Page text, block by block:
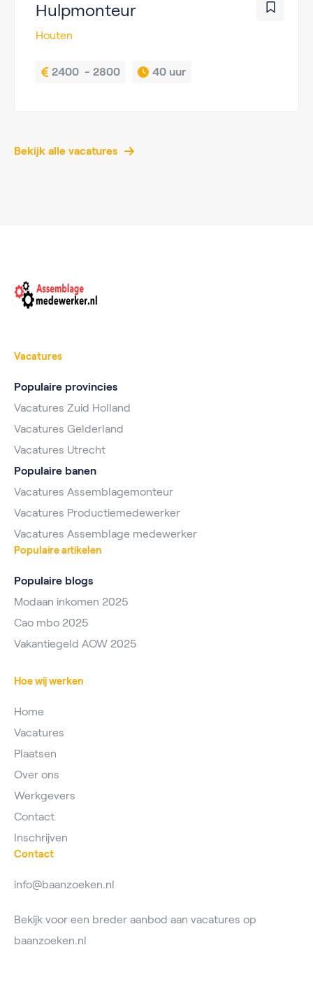
Hulpmonteur
Houten
2400  - 2800 40 uur
Bekijk alle vacatures
Vacatures
Populaire provincies
Vacatures Zuid Holland
Vacatures Gelderland
Vacatures Utrecht
Populaire banen
Vacatures Assemblagemonteur
Vacatures Productiemedewerker
Vacatures Assemblage medewerker
Populaire artikelen
Populaire blogs
Modaan inkomen 2025
Cao mbo 2025
Vakantiegeld AOW 2025
Hoe wij werken
Home
Vacatures
Plaatsen
Over ons
Werkgevers
Contact
Inschrijven
Contact
info@baanzoeken.nl
Bekijk voor een breder aanbod aan vacatures op
baanzoeken.nl